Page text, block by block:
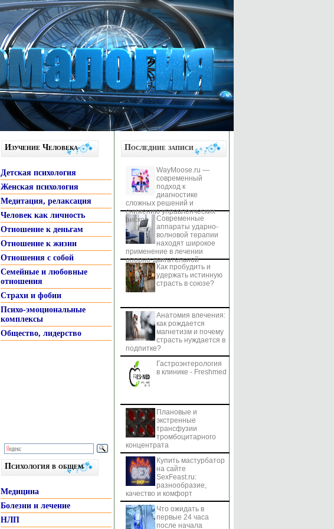
Изучение Человека
Детская психология
Женская психология
Медитация, релаксация
Человек как личность
Отношение к деньгам
Отношение к жизни
Отношения с собой
Семейные и любовные
отношения
Страхи и фобии
Психо-эмоциональные
комплексы
Общество, лидерство
Психология в общем
Медицина
Болезни и лечение
НЛП
Последние записи
WayMoose.ru —
современный
подход к
диагностике
сложных решений и
снижению управленческих
рисков
Современные
аппараты ударно-
волновой терапии
находят широкое
применение в лечении
опорно-двигательной
системы Как пробудить и
удержать истинную
страсть в союзе?
Анатомия влечения:
как рождается
магнетизм и почему
страсть нуждается в
подпитке?
Гастроэнтерология
в клинике - Freshmed
Плановые и
экстренные
трансфузии
тромбоцитарного
концентрата
Купить мастурбатор
на сайте
SexFeast.ru:
разнообразие,
качество и комфорт
Что ожидать в
первые 24 часа
после начала